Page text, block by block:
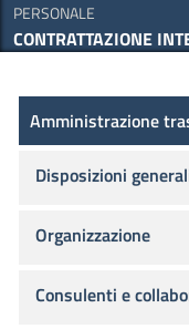
PERSONALE
CONTRATTAZIONE
Amministrazione
Disposizioni
Organizzazione
Consulenti e